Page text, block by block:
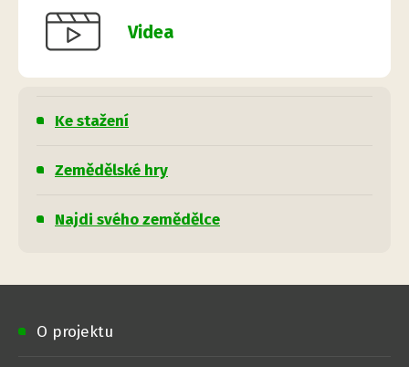
Videa
Ke stažení
Zemědělské hry
Najdi svého zemědělce
O projektu